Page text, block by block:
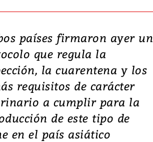
países firmaron ayer un
que regula la
la cuarentena y los
requisitos de carácter
a cumplir para la
de este tipo de
en el país asiático
Video, Japón: Terremoto
deja heridos y graves
daños en Kumamoto